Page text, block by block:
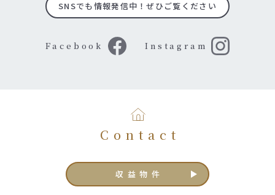
SNSでも情報発信中！ぜひご覧ください
Facebook Instagram
Contact
収益物件